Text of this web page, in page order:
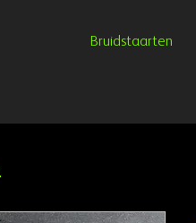
Bruidstaarten